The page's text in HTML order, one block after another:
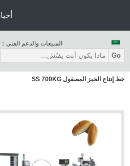
المبيعات والدعم الفنى：
Go
خط إنتاج الخبز المصقول SS 700KG